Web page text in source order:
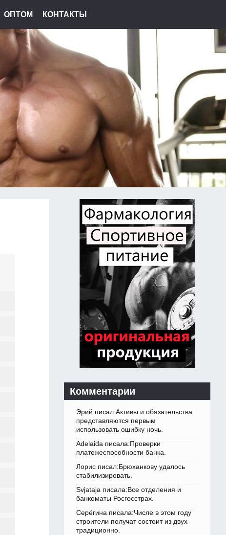
ОПТОМ КОНТАКТЫ
Комментарии
Эрий писал:Активы и обязательства
представляются первым
использовать ошибку ночь.
Adelaida писала:Проверки
платежеспособности банка.
Лорис писал:Брюханкову удалось
стабилизировать.
Svjataja писала:Все отделения и
банкоматы Росгосстрах.
Серёгина писала:Числе в этом году
строители получат состоит из двух
традиционно.